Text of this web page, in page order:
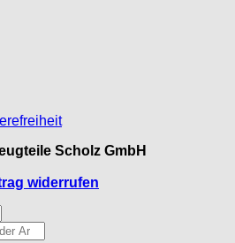
Scholz GmbH
widerrufen